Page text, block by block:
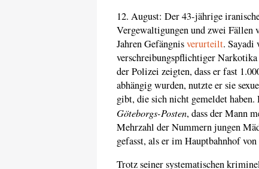
12. August: Der 43-jährige
Vergewaltigungen und zwei Fällen
Jahren Gefängnisverurteilt. Sayadi
verschreibungspflichtiger
der Polizei zeigten, dass er fast
abhängig wurden, nutzte er sie
gibt, die sich nicht gemeldet
Göteborgs-Posten, dass der Mann
Mehrzahl der Nummern jungen
gefasst, als er im Hauptbahnhof
Trotz seiner systematischen